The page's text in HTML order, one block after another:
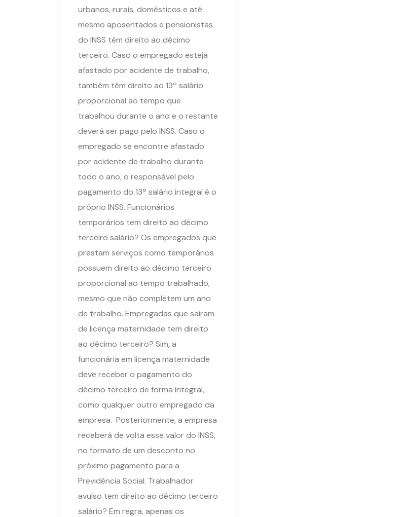
urbanos, rurais, domésticos e até
mesmo aposentados e pensionistas
do INSS têm direito ao décimo
terceiro. Caso o empregado esteja
afastado por acidente de trabalho,
também têm direito ao 13º salário
proporcional ao tempo que
trabalhou durante o ano e o restante
deverá ser pago pelo INSS. Caso o
empregado se encontre afastado
por acidente de trabalho durante
todo o ano, o responsável pelo
pagamento do 13º salário integral é o
próprio INSS. Funcionários
temporários tem direito ao décimo
terceiro salário? Os empregados que
prestam serviços como temporários
possuem direito ao décimo terceiro
proporcional ao tempo trabalhado,
mesmo que não completem um ano
de trabalho. Empregadas que saíram
de licença maternidade tem direito
ao décimo terceiro? Sim, a
funcionária em licença maternidade
deve receber o pagamento do
décimo terceiro de forma integral,
como qualquer outro empregado da
empresa. Posteriormente, a empresa
receberá de volta esse valor do INSS,
no formato de um desconto no
próximo pagamento para a
Previdência Social. Trabalhador
avulso tem direito ao décimo terceiro
salário? Em regra, apenas os